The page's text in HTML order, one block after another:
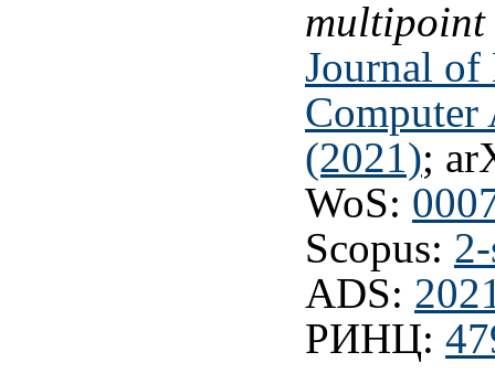
multipoint
Journal of
(2021);
WoS:
Scopus:
ADS:
РИНЦ: